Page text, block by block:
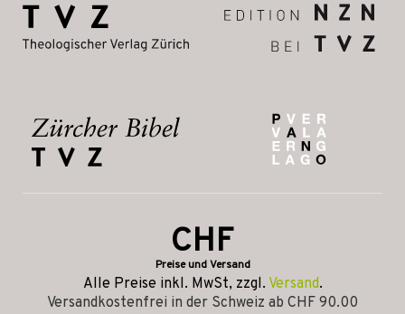
CHF
Preise und Versand
Alle Preise inkl. MwSt, zzgl. Versand.
Versandkostenfrei in der Schweiz ab CHF 90.00